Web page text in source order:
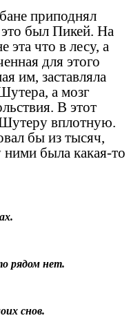
приподнял
был Пикей. На
эта что в лесу, а
для этого
им, заставляла
а мозг
В этот
вплотную.
бы из тысяч,
была какая-то
рядом нет.
снов.